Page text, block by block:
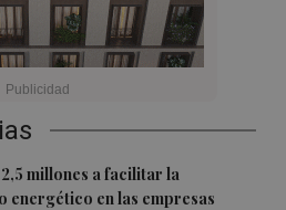
millones a facilitar la
energético en las empresas